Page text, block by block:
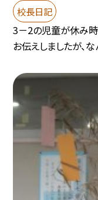
校長日記
3－2の児童が休み
お伝えしましたが、